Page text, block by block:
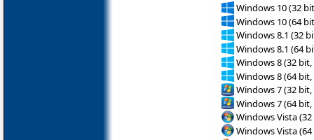
Windows 10 (32
Windows 10 (64
Windows 8.1 (32
Windows 8.1 (64
Windows 8 (32 bit,
Windows 8 (64 bit,
Windows 7 (32 bit,
Windows 7 (64 bit,
Windows Vista
Windows Vista